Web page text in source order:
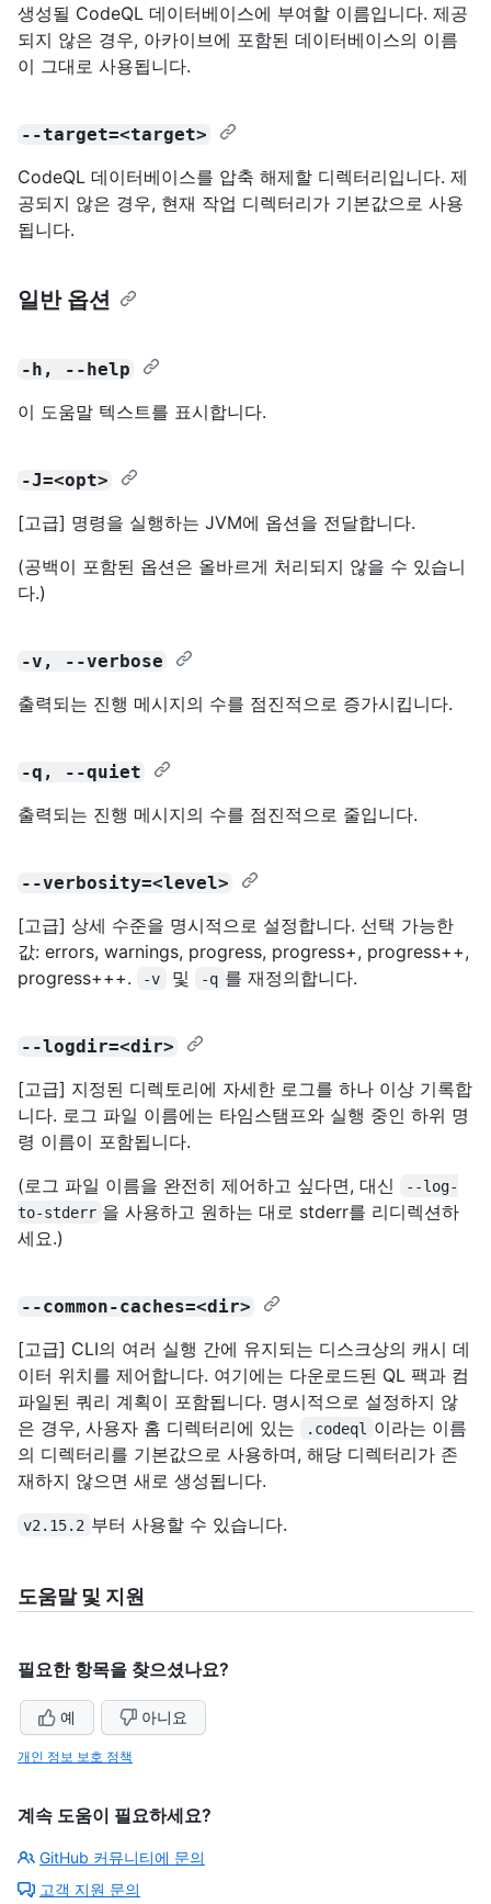
생성될 CodeQL 데이터베이스에 부여할 이름입니다. 제공
되지 않은 경우, 아카이브에 포함된 데이터베이스의 이름
이 그대로 사용됩니다.
--target=<target>
CodeQL 데이터베이스를 압축 해제할 디렉터리입니다. 제
공되지 않은 경우, 현재 작업 디렉터리가 기본값으로 사용
됩니다.
일반 옵션
-h, --help
이 도움말 텍스트를 표시합니다.
-J=<opt>
[고급] 명령을 실행하는 JVM에 옵션을 전달합니다.
(공백이 포함된 옵션은 올바르게 처리되지 않을 수 있습니
다.)
-v, --verbose
출력되는 진행 메시지의 수를 점진적으로 증가시킵니다.
-q, --quiet
출력되는 진행 메시지의 수를 점진적으로 줄입니다.
--verbosity=<level>
[고급] 상세 수준을 명시적으로 설정합니다. 선택 가능한
값: errors, warnings, progress, progress+, progress++,
progress+++.
-v 및 -q 를 재정의합니다.
--logdir=<dir>
[고급] 지정된 디렉토리에 자세한 로그를 하나 이상 기록합
니다. 로그 파일 이름에는 타임스탬프와 실행 중인 하위 명
령 이름이 포함됩니다.
(로그 파일 이름을 완전히 제어하고 싶다면, 대신
--log-
to-stderr 을 사용하고 원하는 대로 stderr를 리디렉션하
세요.)
--common-caches=<dir>
[고급] CLI의 여러 실행 간에 유지되는 디스크상의 캐시 데
이터 위치를 제어합니다. 여기에는 다운로드된 QL 팩과 컴
파일된 쿼리 계획이 포함됩니다. 명시적으로 설정하지 않
은 경우, 사용자 홈 디렉터리에 있는
.codeql
이라는 이름
의 디렉터리를 기본값으로 사용하며, 해당 디렉터리가 존
재하지 않으면 새로 생성됩니다.
v2.15.2 부터 사용할 수 있습니다.
도움말 및 지원
필요한 항목을 찾으셨나요?
예 아니요
개인 정보 보호 정책
계속 도움이 필요하세요?
GitHub 커뮤니티에 문의
고객 지원 문의